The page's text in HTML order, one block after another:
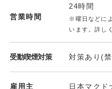
営業時間
24時間
※曜日などに
います。詳し
受動喫煙対策 対策あり(
雇用主 日本マクド